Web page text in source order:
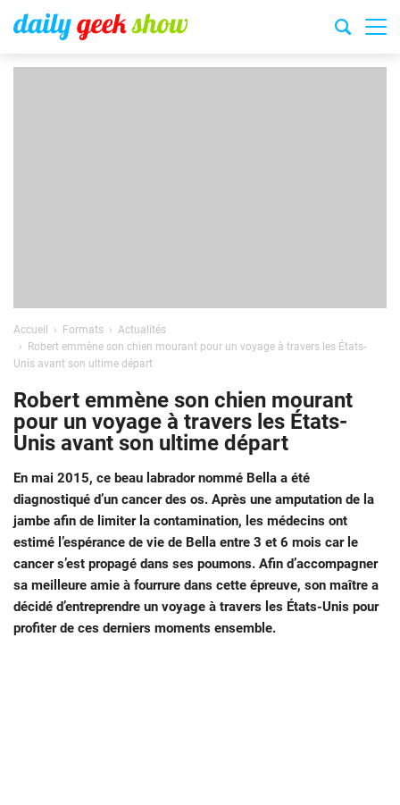
Accueil Formats
Actualités
Robert emmène son chien mourant pour un voyage à travers les États-
Unis avant son ultime départ
Robert emmène son chien mourant
pour un voyage à travers les États-
Unis avant son ultime départ
En mai 2015, ce beau labrador nommé Bella a été
diagnostiqué d’un cancer des os. Après une amputation de la
jambe afin de limiter la contamination, les médecins ont
estimé l’espérance de vie de Bella entre 3 et 6 mois car le
cancer s’est propagé dans ses poumons. Afin d’accompagner
sa meilleure amie à fourrure dans cette épreuve, son maître a
décidé d’entreprendre un voyage à travers les États-Unis pour
profiter de ces derniers moments ensemble.